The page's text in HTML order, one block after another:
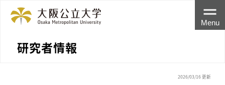
研究者情報
Menu
2026/03/16 更新